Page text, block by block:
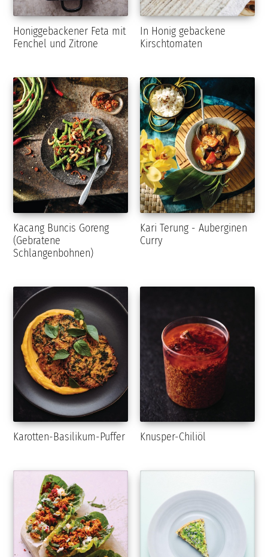
Honiggebackener Feta mit
Fenchel und Zitrone
In Honig gebackene
Kirschtomaten
Kacang Buncis Goreng
(Gebratene
Schlangenbohnen)
Kari Terung - Auberginen
Curry
Karotten-Basilikum-Puffer Knusper-Chiliöl